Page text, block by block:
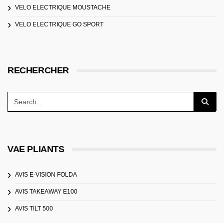
VELO ELECTRIQUE MOUSTACHE
VELO ELECTRIQUE GO SPORT
RECHERCHER
VAE PLIANTS
AVIS E-VISION FOLDA
AVIS TAKEAWAY E100
AVIS TILT 500